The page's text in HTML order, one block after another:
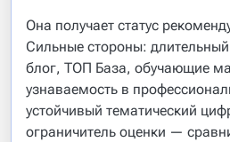
Она получает статус
Сильные стороны:
блог, ТОП База, обучающие
узнаваемость в
устойчивый тематический
ограничитель оценки —